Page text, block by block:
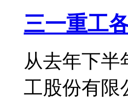
三一重工
从去年下半
工股份有限